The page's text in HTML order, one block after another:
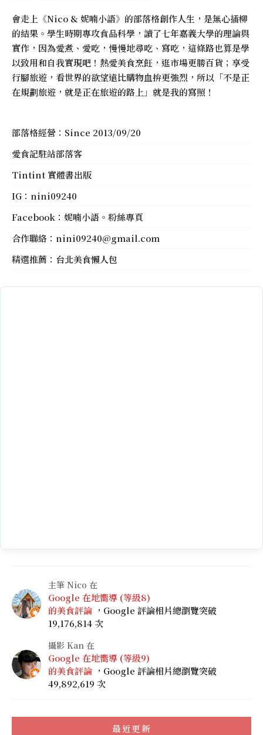
會走上《Nico & 妮喃小語》的部落格創作人生，是無心插柳
的結果。學生時期專攻食品科學，讀了七年嘉義大學的理論與
實作，因為愛煮、愛吃，慢慢地尋吃、寫吃，這條路也算是學
以致用和自我實現吧！熱愛美食烹飪，逛市場更勝百貨；享受
行腳旅遊，看世界的欲望遠比購物血拚更強烈，所以「不是正
在規劃旅遊，就是正在旅遊的路上」就是我的寫照！
部落格經營：Since 2013/09/20
愛食記駐站部落客
Tintint 實體書出版
IG： nini09240
Facebook： 妮喃小語。粉絲專頁
合作聯絡： nini09240@gmail.com
精選推薦： 台北美食懶人包
主筆 Nico 在
Google 在地嚮導 (等級8)
的美食評論 ，Google 評論相片總瀏覽突破
19,176,814 次
攝影 Kan 在
Google 在地嚮導 (等級9)
的美食評論 ，Google 評論相片總瀏覽突破
49,892,619 次
最近更新